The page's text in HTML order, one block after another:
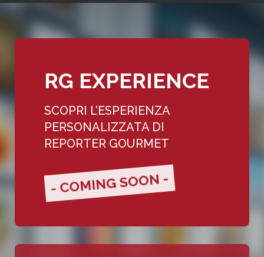
RG EXPERIENCE
SCOPRI L’ESPERIENZA
PERSONALIZZATA DI
REPORTER GOURMET
- COMING SOON -